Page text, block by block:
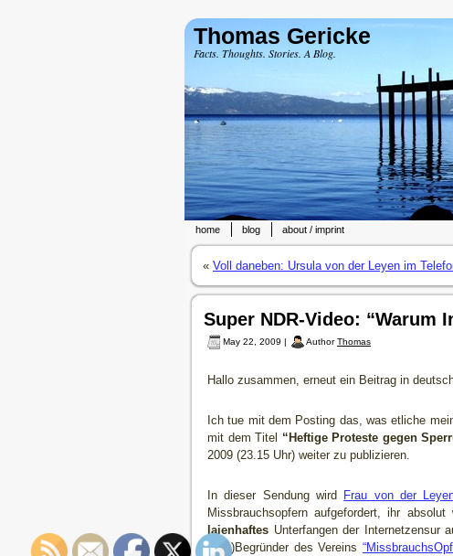
Thomas Gericke
Facts. Thoughts. Stories. A Blog.
home blog about / imprint
« Voll daneben: Ursula von der Leyen im
Super NDR-Video: “Warum
May 22, 2009 | AuthorThomas
Hallo zusammen, erneut ein Beitrag in
Ich tue mit dem Posting das, was etliche
mit dem Titel “Heftige Proteste gegen
2009 (23.15 Uhr) weiter zu publizieren.
In dieser Sendung wird Frau von der
Missbrauchsopfern aufgefordert, ihr absolut
laienhaftes Unterfangen der Internetzensur
(Mit-)Begründer des Vereins